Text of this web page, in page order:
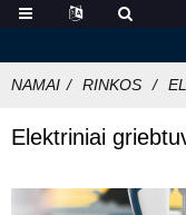
NAMAI RINKOS
Elektriniai